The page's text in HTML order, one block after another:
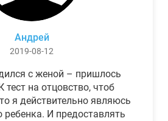
Андрей
2019-08-12
с женой – пришлось
на отцовство, чтоб
я действительно являюсь
И предоставлять